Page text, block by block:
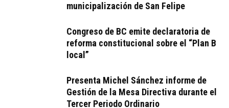
municipalización de San Felipe
Congreso de BC emite declaratoria de
reforma constitucional sobre el “Plan B
local”
Presenta Michel Sánchez informe de
Gestión de la Mesa Directiva durante el
Tercer Periodo Ordinario